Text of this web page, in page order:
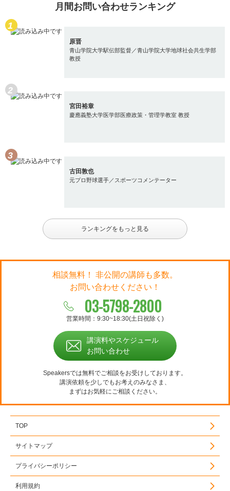
月間お問い合わせランキング
原晋
青山学院大学駅伝部監督／青山学院大学地球社会共生学部
教授
宮田裕章
慶應義塾大学医学部医療政策・管理学教室 教授
古田敦也
元プロ野球選手／スポーツコメンテーター
ランキングをもっと見る
相談無料！ 非公開の講師も多数。
お問い合わせください！
03-5798-2800
営業時間：9:30~18:30(土日祝除く)
講演料やスケジュール
お問い合わせ
Speakersでは無料でご相談をお受けしております。
講演依頼を少しでもお考えのみなさま、
まずはお気軽にご相談ください。
TOP
サイトマップ
プライバシーポリシー
利用規約